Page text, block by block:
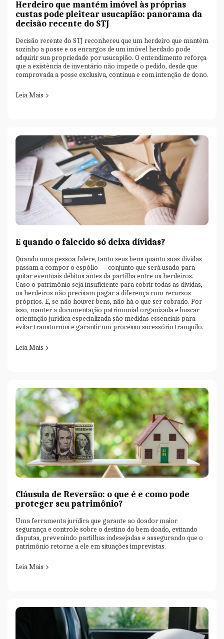
Herdeiro que mantém imóvel às próprias
custas pode pleitear usucapião: panorama da
decisão recente do STJ
Decisão recente do STJ reconheceu que um herdeiro que mantém
sozinho a posse e os encargos de um imóvel herdado pode
adquirir sua propriedade por usucapião. O entendimento reforça
que a existência de inventário não impede o pedido, desde que
comprovada a posse exclusiva, contínua e com intenção de dono.
Leia Mais
E quando o falecido só deixa dívidas?
Quando uma pessoa falece, tanto seus bens quanto suas dívidas
passam a compor o espólio — conjunto que será usado para
quitar eventuais débitos antes da partilha entre os herdeiros.
Caso o patrimônio seja insuficiente para cobrir todas as dívidas,
os herdeiros não precisam pagar a diferença com recursos
próprios. E, se não houver bens, não há o que ser cobrado. Por
isso, manter a documentação patrimonial organizada e buscar
orientação jurídica especializada são medidas essenciais para
evitar transtornos e garantir um processo sucessório tranquilo.
Leia Mais
Cláusula de Reversão: o que é e como pode
proteger seu patrimônio?
Uma ferramenta jurídica que garante ao doador maior
segurança e controle sobre o destino do bem doado, evitando
disputas, prevenindo partilhas indesejadas e assegurando que o
patrimônio retorne a ele em situações imprevistas.
Leia Mais